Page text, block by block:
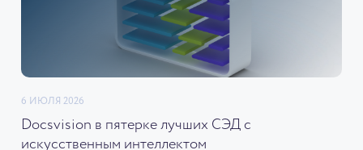
6 ИЮЛЯ 2026
Docsvision в пятерке лучших СЭД с
искусственным интеллектом